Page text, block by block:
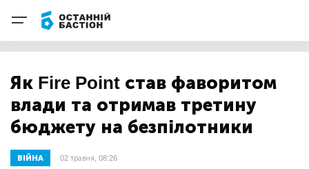
Як Fire Point став фаворитом
влади та отримав третину
бюджету на безпілотники
ВІЙНА 02 травня, 08:26